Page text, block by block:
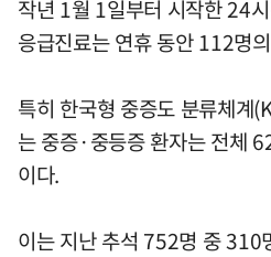
작년 1월 1일부터 시작한 24
응급진료는 연휴 동안 112명
특히 한국형 중증도 분류체계
는 중증·중등증 환자는 전체
이다.
이는 지난 추석 752명 중